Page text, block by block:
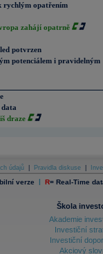
rychlým opatřením
zahájí opatrně
potvrzen
potenciálem i pravidelným
draze
údajů Pravidla diskuse
verze | R= Real-Time
Škola
Akademie
Investiční
Investiční
Akciový